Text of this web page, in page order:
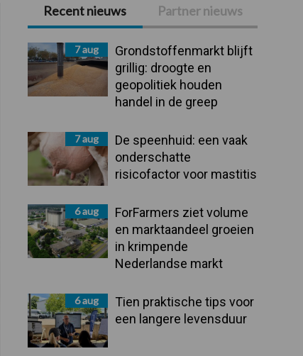
Primaire
Sidebar
Recent nieuws Partner nieuws
7 aug
Grondstoffenmarkt blijft
grillig: droogte en
geopolitiek houden
handel in de greep
7 aug
De speenhuid: een vaak
onderschatte
risicofactor voor mastitis
6 aug
ForFarmers ziet volume
en marktaandeel groeien
in krimpende
Nederlandse markt
6 aug
Tien praktische tips voor
een langere levensduur